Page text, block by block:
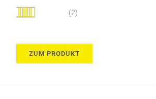
Bewertung: (2)
ZUM PRODUKT